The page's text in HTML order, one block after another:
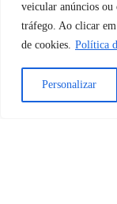
veicular anúncios ou
tráfego. Ao clicar
de cookies. Política
Personalizar